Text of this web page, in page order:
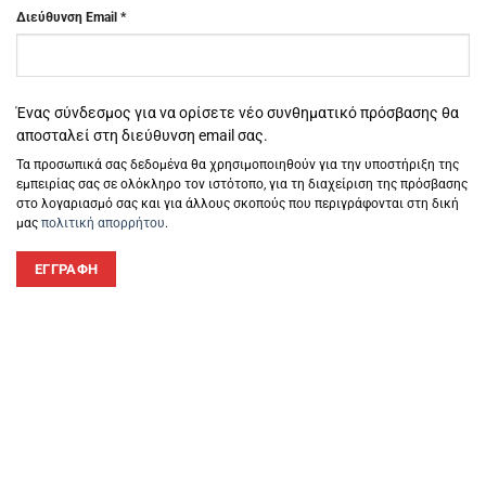
Διεύθυνση Email *Απαιτείται
Ένας σύνδεσμος για να ορίσετε νέο συνθηματικό πρόσβασης θα
αποσταλεί στη διεύθυνση email σας.
Τα προσωπικά σας δεδομένα θα χρησιμοποιηθούν για την υποστήριξη της
εμπειρίας σας σε ολόκληρο τον ιστότοπο, για τη διαχείριση της πρόσβασης
στο λογαριασμό σας και για άλλους σκοπούς που περιγράφονται στη δική
μας πολιτική απορρήτου.
ΕΓΓΡΑΦΉ